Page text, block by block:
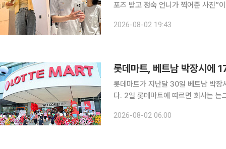
포즈 받고 정숙 언니가 찍어준 사진”이라는
2026-08-02 19:43
롯데마트가 지난달 30일 베트남 박장
다. 2일 롯데마트에 따르면 회사는 는그동안 호찌민시 등 베트남 남부를 중심으로 점포망을 구축했
심이던 출점 범위를 주변 주요 도시까
2026-08-02 06:00